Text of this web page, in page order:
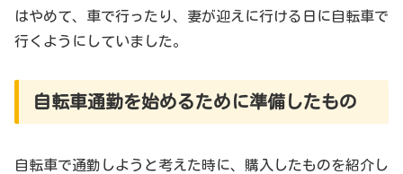
はやめて、車で行ったり、妻が迎えに行ける日に自転車で
行くようにしていました。
自転車通勤を始めるために準備したもの
自転車で通勤しようと考えた時に、購入したものを紹介し